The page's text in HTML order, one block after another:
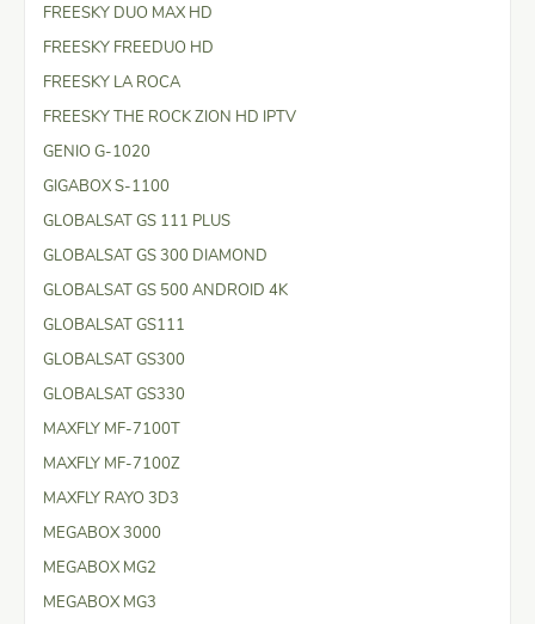
FREESKY DUO MAX HD
FREESKY FREEDUO HD
FREESKY LA ROCA
FREESKY THE ROCK ZION HD IPTV
GENIO G-1020
GIGABOX S-1100
GLOBALSAT GS 111 PLUS
GLOBALSAT GS 300 DIAMOND
GLOBALSAT GS 500 ANDROID 4K
GLOBALSAT GS111
GLOBALSAT GS300
GLOBALSAT GS330
MAXFLY MF-7100T
MAXFLY MF-7100Z
MAXFLY RAYO 3D3
MEGABOX 3000
MEGABOX MG2
MEGABOX MG3